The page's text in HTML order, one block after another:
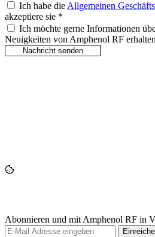
Ich habe dieAllgemeinen
akzeptiere sie *
Ich möchte gerne Informationen
Neuigkeiten von Amphenol RF
Abonnieren und mit Amphenol RF in